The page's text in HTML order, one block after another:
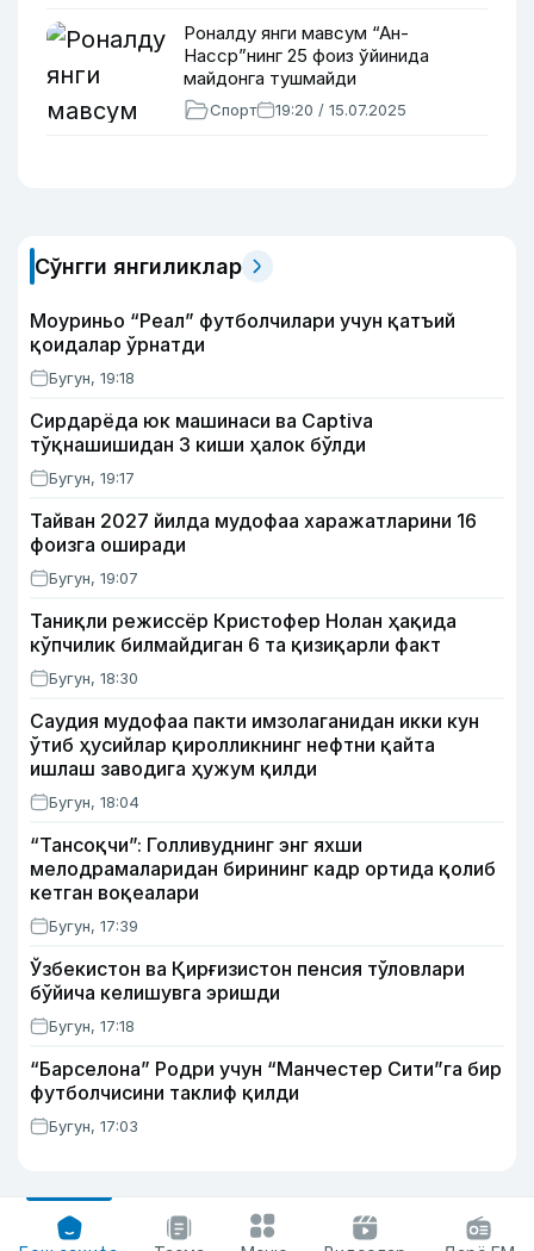
Роналду янги мавсум “Ан-
Насср”нинг 25 фоиз ўйинида
майдонга тушмайди
Спорт 19:20 / 15.07.2025
Сўнгги янгиликлар
Моуриньо “Реал” футболчилари учун қатъий
қоидалар ўрнатди
Бугун, 19:18
Сирдарёда юк машинаси ва Captiva
тўқнашишидан 3 киши ҳалок бўлди
Бугун, 19:17
Тайван 2027 йилда мудофаа харажатларини 16
фоизга оширади
Бугун, 19:07
Таниқли режиссёр Кристофер Нолан ҳақида
кўпчилик билмайдиган 6 та қизиқарли факт
Бугун, 18:30
Саудия мудофаа пакти имзолаганидан икки кун
ўтиб ҳусийлар қиролликнинг нефтни қайта
ишлаш заводига ҳужум қилди
Бугун, 18:04
“Тансоқчи”: Голливуднинг энг яхши
мелодрамаларидан бирининг кадр ортида қолиб
кетган воқеалари
Бугун, 17:39
Ўзбекистон ва Қирғизистон пенсия тўловлари
бўйича келишувга эришди
Бугун, 17:18
“Барселона” Родри учун “Манчестер Сити”га бир
футболчисини таклиф қилди
Бугун, 17:03